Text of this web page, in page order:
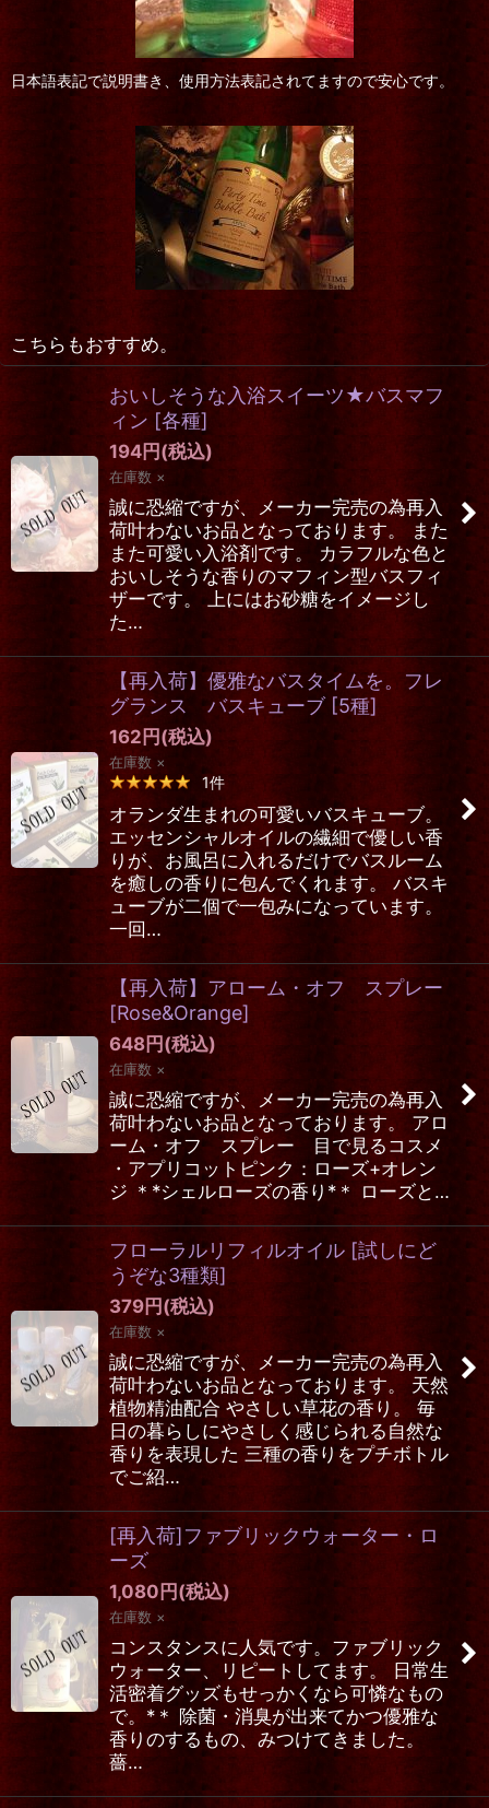
日本語表記で説明書き、使用方法表記されてますので安心です。
こちらもおすすめ。
おいしそうな入浴スイーツ★バスマフ
ィン [各種]
194円 (税込)
在庫数 ×
誠に恐縮ですが、メーカー完売の為再入
荷叶わないお品となっております。 また
また可愛い入浴剤です。 カラフルな色と
おいしそうな香りのマフィン型バスフィ
ザーです。 上にはお砂糖をイメージし
た…
【再入荷】優雅なバスタイムを。フレ
グランス バスキューブ [5種]
162 円 (税込)
在庫数 ×
1件
オランダ生まれの可愛いバスキューブ。
エッセンシャルオイルの繊細で優しい香
りが、お風呂に入れるだけでバスルーム
を癒しの香りに包んでくれます。 バスキ
ューブが二個で一包みになっています。
一回…
【再入荷】アローム・オフ スプレー
[Rose&Orange]
648円 (税込)
在庫数 ×
誠に恐縮ですが、メーカー完売の為再入
荷叶わないお品となっております。 アロ
ーム・オフ スプレー 目で見るコスメ
・アプリコットピンク：ローズ+オレン
ジ ＊*シェルローズの香り*＊ ローズと…
フローラルリフィルオイル [試しにど
うぞな3種類]
379円 (税込)
在庫数 ×
誠に恐縮ですが、メーカー完売の為再入
荷叶わないお品となっております。 天然
植物精油配合 やさしい草花の香り。 毎
日の暮らしにやさしく感じられる自然な
香りを表現した 三種の香りをプチボトル
でご紹…
[再入荷]ファブリックウォーター・ロ
ーズ
1,080 円 (税込)
在庫数 ×
コンスタンスに人気です。ファブリック
ウォーター、リピートしてます。 日常生
活密着グッズもせっかくなら可憐なもの
で。*＊ 除菌・消臭が出来てかつ優雅な
香りのするもの、みつけてきました。
薔…